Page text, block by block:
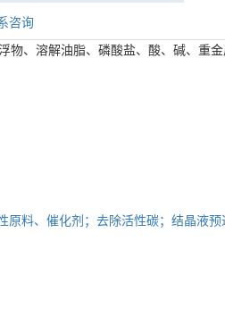
咨询
、溶解油脂、磷酸盐、酸、碱、重
料、催化剂；去除活性碳；结晶液预